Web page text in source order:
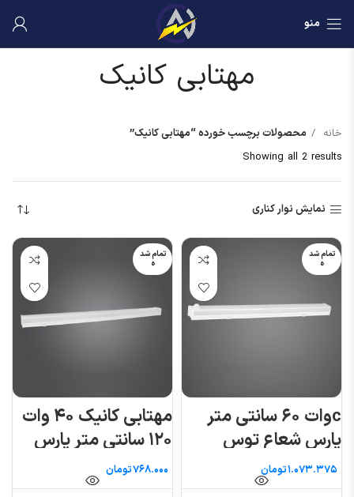
منو
مهتابی کانیک
خانه
محصولات برچسب خورده “مهتابی کانیک”
Showing all 2 results
نمایش نوار کناری
تمام شد
ه
cوات ۶۰ سانتی متر
پارس شعاع توس
تومان
تمام شد
ه
مهتابی کانیک ۴۰ وات
۱۲۰ سانتی متر پارس
شعاع توس
تومان